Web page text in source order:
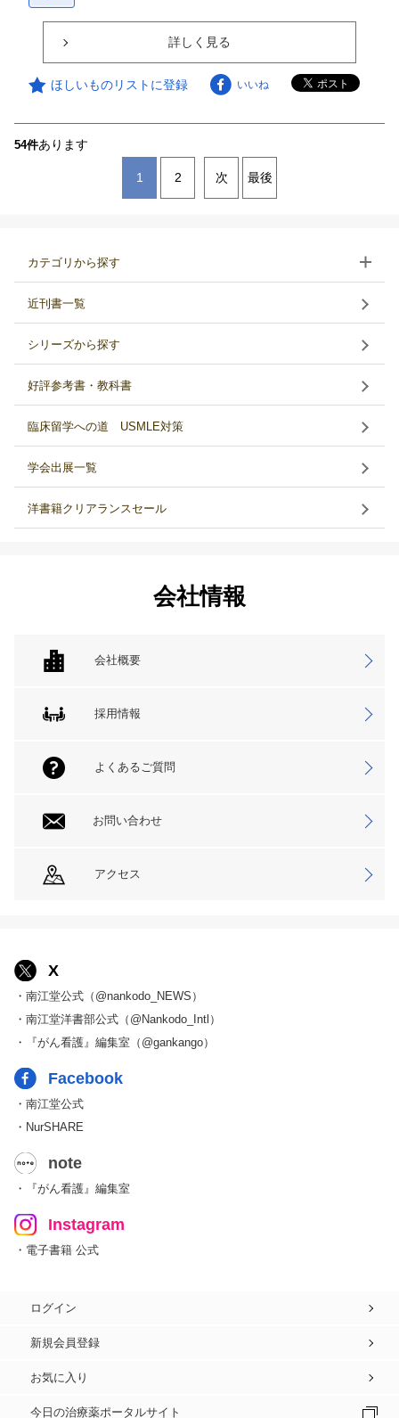
詳しく見る
ほしいものリストに登録 いいね
54件あります
1 2 次 最後
カテゴリから探す
近刊書一覧
シリーズから探す
好評参考書・教科書
臨床留学への道 USMLE対策
学会出展一覧
洋書籍クリアランスセール
会社情報
会社概要
採用情報
よくあるご質問
お問い合わせ
アクセス
X
・南江堂公式（@nankodo_NEWS）
・南江堂洋書部公式（@Nankodo_Intl）
・『がん看護』編集室（@gankango）
Facebook
・南江堂公式
・NurSHARE
note
・『がん看護』編集室
Instagram
・電子書籍 公式
ログイン
新規会員登録
お気に入り
今日の治療薬ポータルサイト